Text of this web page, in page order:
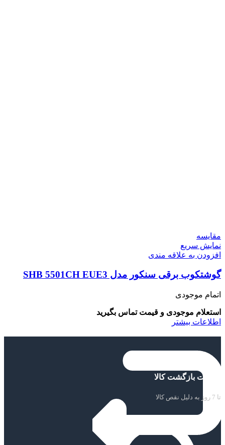
مقايسه
نمایش سریع
افزودن به علاقه مندی
گوشتکوب برقی سنکور مدل SHB 5501CH EUE3
اتمام موجودی
استعلام موجودی و قیمت تماس بگیرید
اطلاعات بیشتر
ضمانت بازگشت کالا
تا 7 روز به دلیل نقص کالا